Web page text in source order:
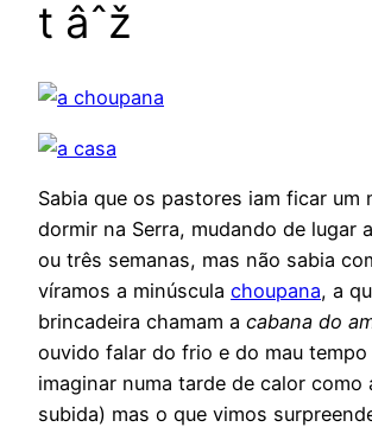
t âˆž
Sabia que os pastores iam ficar um
dormir na Serra, mudando de lugar
ou três semanas, mas não sabia
víramos a minúscula choupana, a
brincadeira chamam a cabana do
ouvido falar do frio e do mau
imaginar numa tarde de calor como
subida) mas o que vimos